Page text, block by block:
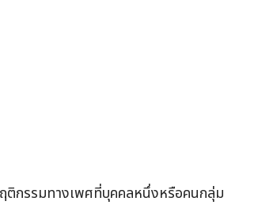
ติกรรมทางเพศที่บุคคลหนึ่งหรือคนกลุ่ม